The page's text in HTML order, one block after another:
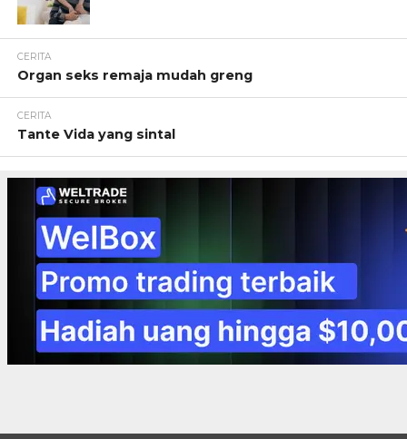
CERITA
Organ seks remaja mudah greng
CERITA
Tante Vida yang sintal